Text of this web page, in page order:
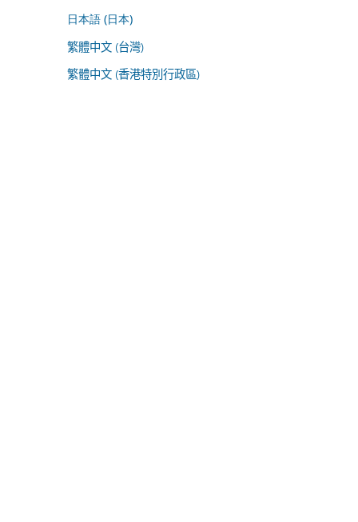
日本語 (日本)
繁體中文 (台灣)
繁體中文 (香港特別行政區)